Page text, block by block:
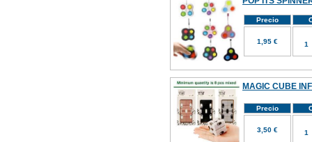
Precio
1,95 €
MAGIC CUBE
Precio
3,50 €